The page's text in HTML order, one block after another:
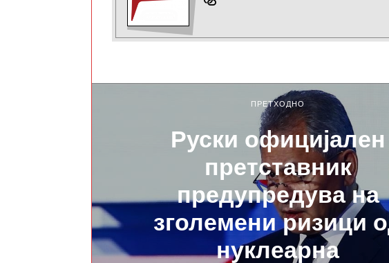
ПРЕТХОДНО
Руски официјален
претставник
предупредува на
зголемени ризици
нуклеарна